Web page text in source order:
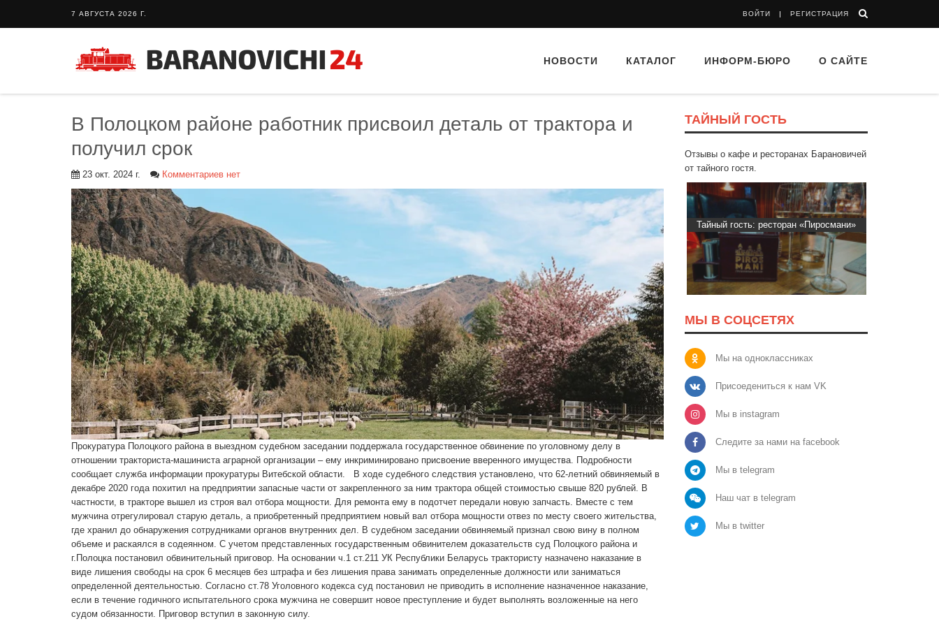
7 АВГУСТА 2026 Г. ВОЙТИ РЕГИСТРАЦИЯ
НОВОСТИ КАТАЛОГ ИНФОРМ-БЮРО О САЙТЕ
В Полоцком районе работник присвоил деталь от трактора и
получил срок
23 окт. 2024 г. Комментариев нет
Прокуратура Полоцкого района в выездном судебном заседании поддержала государственное обвинение по уголовному делу в
отношении тракториста-машиниста аграрной организации – ему инкриминировано присвоение вверенного имущества. Подробности
сообщает служба информации прокуратуры Витебской области. В ходе судебного следствия установлено, что 62-летний обвиняемый в
декабре 2020 года похитил на предприятии запасные части от закрепленного за ним трактора общей стоимостью свыше 820 рублей. В
частности, в тракторе вышел из строя вал отбора мощности. Для ремонта ему в подотчет передали новую запчасть. Вместе с тем
мужчина отрегулировал старую деталь, а приобретенный предприятием новый вал отбора мощности отвез по месту своего жительства,
где хранил до обнаружения сотрудниками органов внутренних дел. В судебном заседании обвиняемый признал свою вину в полном
объеме и раскаялся в содеянном. С учетом представленных государственным обвинителем доказательств суд Полоцкого района и
г.Полоцка постановил обвинительный приговор. На основании ч.1 ст.211 УК Республики Беларусь трактористу назначено наказание в
виде лишения свободы на срок 6 месяцев без штрафа и без лишения права занимать определенные должности или заниматься
определенной деятельностью. Согласно ст.78 Уголовного кодекса суд постановил не приводить в исполнение назначенное наказание,
если в течение годичного испытательного срока мужчина не совершит новое преступление и будет выполнять возложенные на него
судом обязанности. Приговор вступил в законную силу.
ТАЙНЫЙ ГОСТЬ
Отзывы о кафе и ресторанах Барановичей
от тайного гостя.
Тайный гость: доставка Капибара Тайный гость: ресторан «Пиросмани»
МЫ В СОЦСЕТЯХ
Мы на одноклассниках
Присоедениться к нам VK
Мы в instagram
Следите за нами на facebook
Мы в telegram
Наш чат в telegram
Мы в twitter